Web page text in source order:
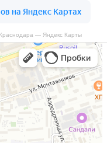
— Яндекс Карты